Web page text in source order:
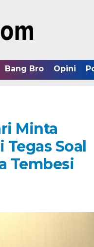
Bang Bro Opini
Minta
Soal
Tembesi